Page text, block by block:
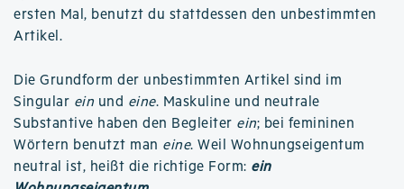
ersten Mal, benutzt du stattdessen den unbestimmten
Artikel.
Die Grundform der unbestimmten Artikel sind im
Singular ein und eine. Maskuline und neutrale
Substantive haben den Begleiter ein; bei femininen
Wörtern benutzt man eine. Weil Wohnungseigentum
neutral ist, heißt die richtige Form: ein